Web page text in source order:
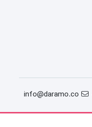
info@daramo.co